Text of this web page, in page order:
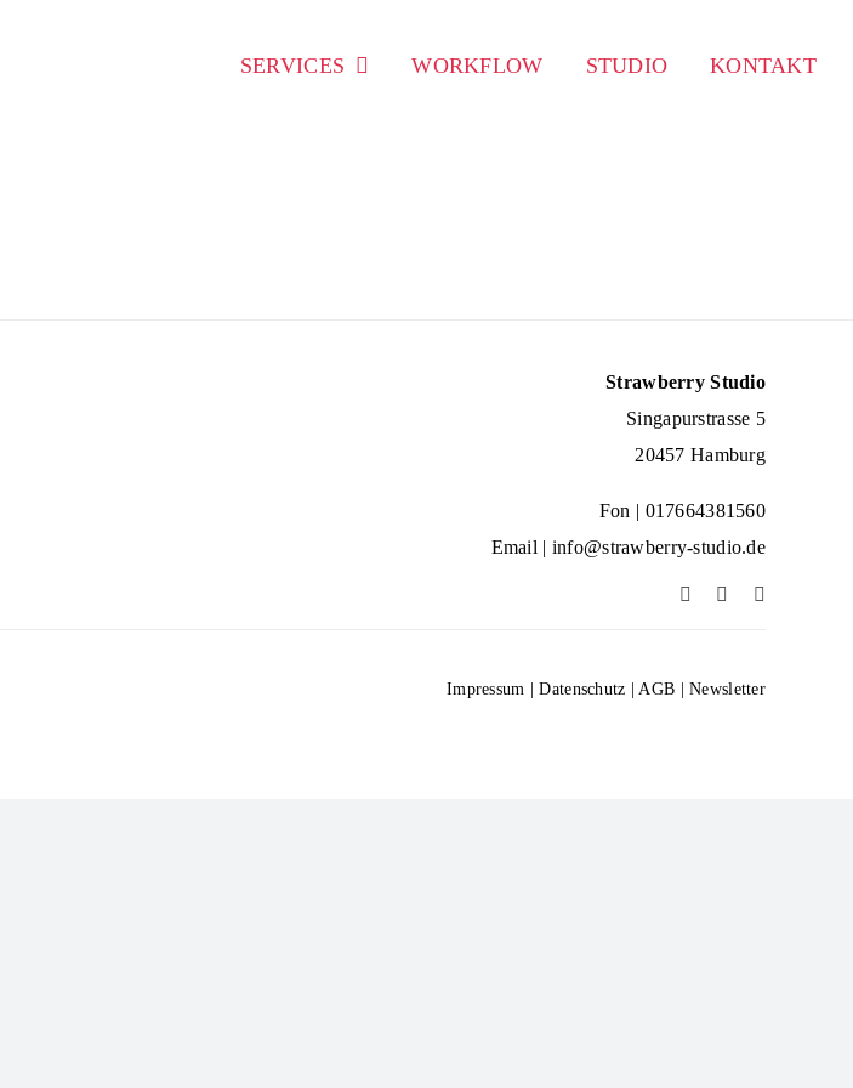
SERVICES WORKFLOW STUDIO KONTAKT
Strawberry Studio
Singapurstrasse 5
20457 Hamburg
Fon | 017664381560
Email | info@strawberry-studio.de
Impressum |Datenschutz | AGB |Newsletter